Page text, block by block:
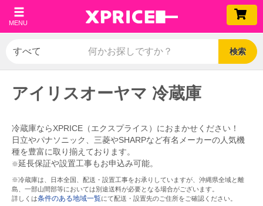
MENU
検索
アイリスオーヤマ 冷蔵庫
冷蔵庫ならXPRICE（エクスプライス）におまかせください！
日立やパナソニック、三菱やSHARPなど有名メーカーの人気機
種を豊富に取り揃えております。
※延長保証や設置工事もお申込み可能。
※冷蔵庫は、日本全国、配送・設置工事をお承りしていますが、沖縄県全域と離
島、一部山間部等においては別途送料が必要となる場合がございます。
詳しくは条件のある地域一覧にて配送・設置先のご住所をご確認ください。